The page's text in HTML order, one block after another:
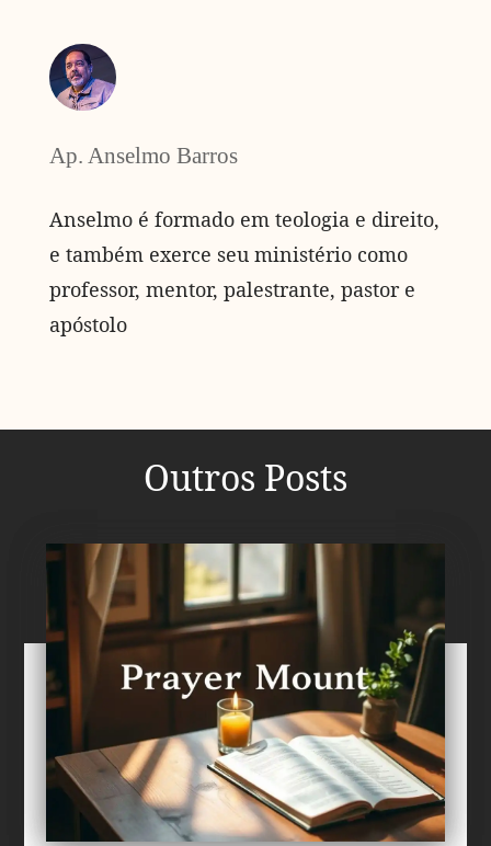
Ap. Anselmo Barros
Anselmo é formado em teologia e direito,
e também exerce seu ministério como
professor, mentor, palestrante, pastor e
apóstolo
Outros Posts